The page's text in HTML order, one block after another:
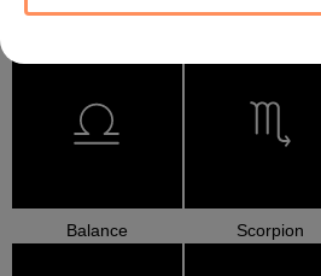
Balance Scorpion